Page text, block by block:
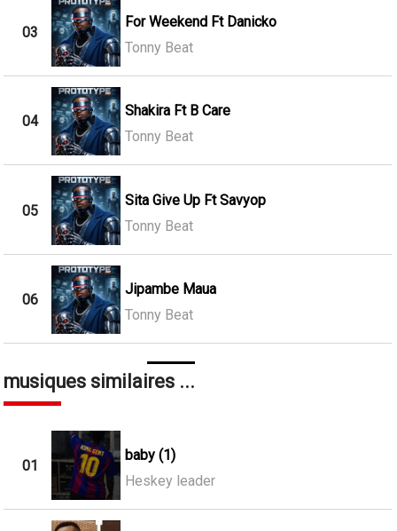
03
For Weekend Ft Danicko
Tonny Beat
04
Shakira Ft B Care
Tonny Beat
05
Sita Give Up Ft Savyop
Tonny Beat
06
Jipambe Maua
Tonny Beat
musiques similaires ...
01
baby (1)
Heskey leader